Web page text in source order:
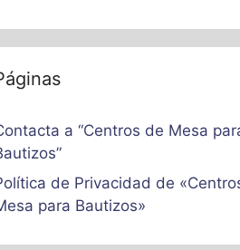
a “Centros de Mesa
de Privacidad de
para Bautizos»